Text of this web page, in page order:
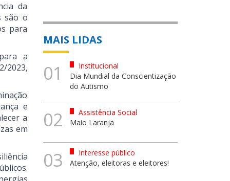
da
são o
para
a
2023,
e
a
em
MAIS LIDAS
01
Institucional
Dia Mundial da Conscientização
do Autismo
02
Assistência Social
Maio Laranja
03
Interesse público
Atenção, eleitoras e eleitores!